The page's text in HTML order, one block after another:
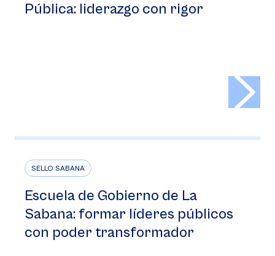
Pública: liderazgo con rigor
SELLO SABANA
Escuela de Gobierno de La
Sabana: formar líderes públicos
con poder transformador